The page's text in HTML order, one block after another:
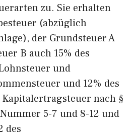
zu. Sie erhalten
(abzüglich
der Grundsteuer A
B auch 15% des
und
und 12% des
nach §
Nummer 5-7 und 8-12 und
des